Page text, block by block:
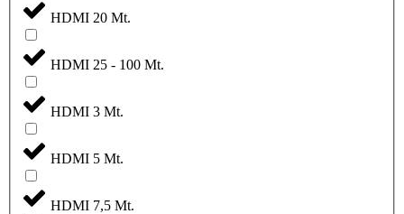
HDMI 20 Mt.
HDMI 25 - 100 Mt.
HDMI 3 Mt.
HDMI 5 Mt.
HDMI 7,5 Mt.